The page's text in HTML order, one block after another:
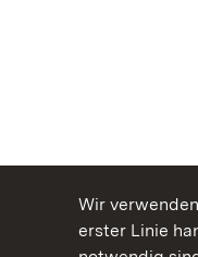
Wir
erster Linie